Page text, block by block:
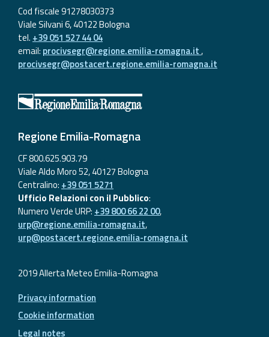
Cod fiscale 91278030373
Viale Silvani 6, 40122 Bologna
tel. +39 051 527 44 04
email: procivsegr@regione.emilia-romagna.it,
procivsegr@postacert.regione.emilia-romagna.it
Regione Emilia-Romagna
CF 800.625.903.79
Viale Aldo Moro 52, 40127 Bologna
Centralino: +39 051 5271
Ufficio Relazioni con il Pubblico:
Numero Verde URP: +39 800 66 22 00,
urp@regione.emilia-romagna.it,
urp@postacert.regione.emilia-romagna.it
2019 Allerta Meteo Emilia-Romagna
Privacy information
Cookie information
Legal notes